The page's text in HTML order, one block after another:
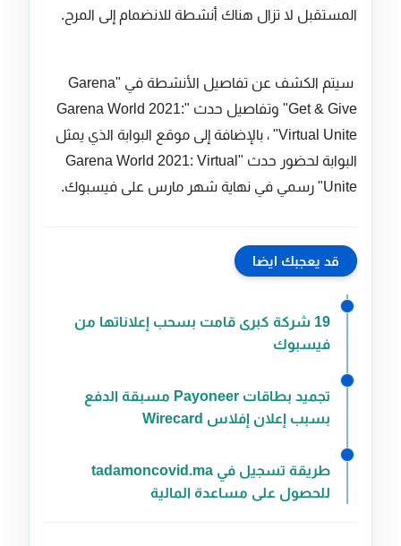
المستقبل لا تزال هناك أنشطة للانضمام إلى المرح.
سيتم الكشف عن تفاصيل الأنشطة في "Garena
Get & Give" وتفاصيل حدث "Garena World 2021:
Virtual Unite" ، بالإضافة إلى موقع البوابة الذي يمثل
البوابة لحضور حدث "Garena World 2021: Virtual
Unite" رسمي في نهاية شهر مارس على فيسبوك.
قد يعجبك ايضا
19 شركة كبرى قامت بسحب إعلاناتها من
فيسبوك
تجميد بطاقات Payoneer مسبقة الدفع
بسبب إعلان إفلاس Wirecard
طريقة تسجيل في tadamoncovid.ma
للحصول على مساعدة المالية